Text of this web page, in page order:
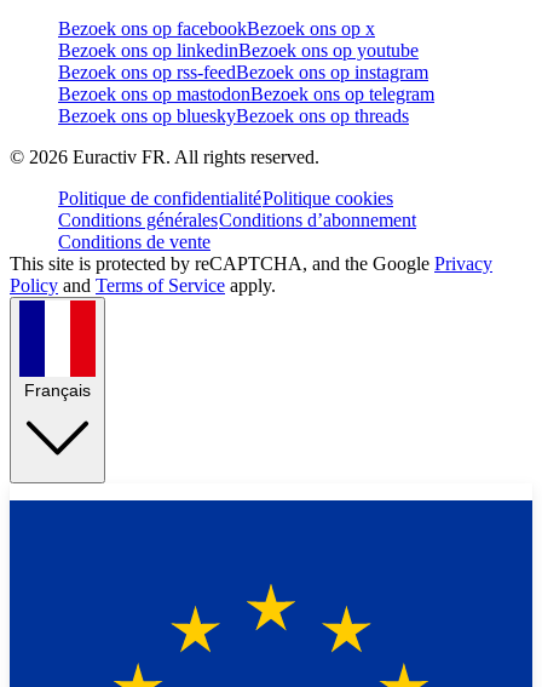
Bezoek ons op facebookBezoek ons op x
Bezoek ons op linkedinBezoek ons op youtube
Bezoek ons op rss-feedBezoek ons op instagram
Bezoek ons op mastodonBezoek ons op telegram
Bezoek ons op blueskyBezoek ons op threads
© 2026 Euractiv FR. All rights reserved.
Politique de confidentialitéPolitique cookies
Conditions généralesConditions d’abonnement
Conditions de vente
This site is protected by reCAPTCHA, and the Google Privacy
Policy and Terms of Service apply.
Français